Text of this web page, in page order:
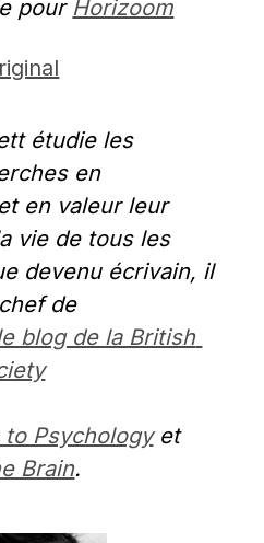
pour Horizoom
étudie les
en
en valeur leur
vie de tous les
devenu écrivain, il
de
blog de la British
to Psychology et
Brain.